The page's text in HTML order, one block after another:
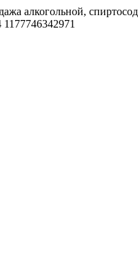
алкогольной,
1177746342971